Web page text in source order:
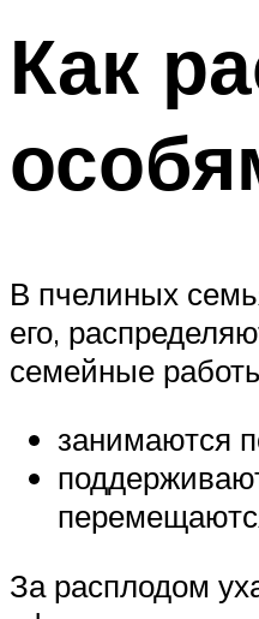
Как
В пчелиных
его,
семейные
занимаются
За расплодом